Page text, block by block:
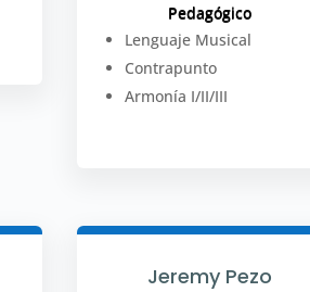
Pedagógico
Lenguaje Musical
Contrapunto
Armonía I/II/III
Jeremy Pezo